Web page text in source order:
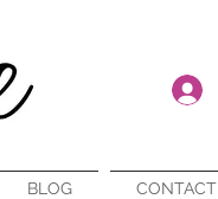
BLOG CONTACT